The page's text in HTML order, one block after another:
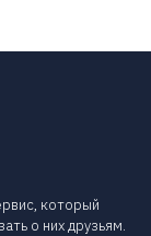
который
о них друзьям.